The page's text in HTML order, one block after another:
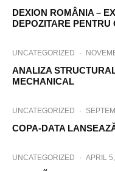
DEXION ROMÂNIA –
DEPOZITARE
UNCATEGORIZED ·
ANALIZA
MECHANICAL
UNCATEGORIZED ·
COPA-DATA
UNCATEGORIZED · APRIL